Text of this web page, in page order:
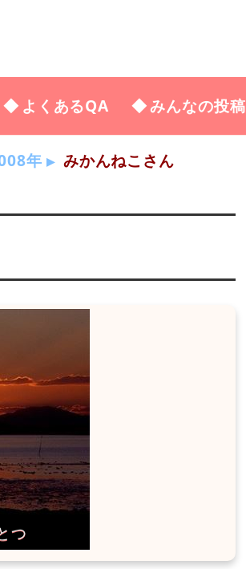
よくあるQA みんなの投稿
年 みかんねこさん